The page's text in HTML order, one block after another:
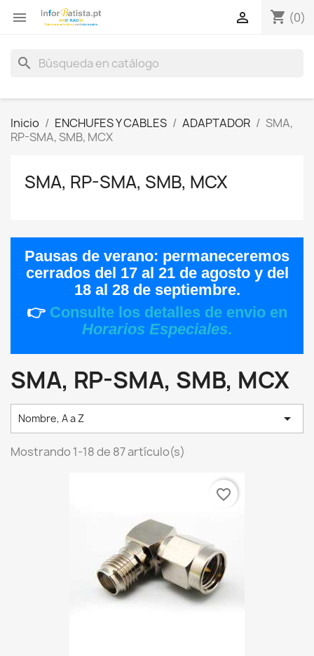
 shopping_cart (0)

search
Inicio ENCHUFES Y CABLES ADAPTADOR
SMA,
RP-SMA, SMB, MCX
SMA, RP-SMA, SMB, MCX
Pausas de verano: permaneceremos
cerrados del 17 al 21 de agostoy del
18 al 28 de septiembre.
👉 Consulte los detalles de envio en
Horarios Especiales.
SMA, RP-SMA, SMB, MCX
Nombre, A a Z 
Mostrando 1-18 de 87 artículo(s)
favorite_border